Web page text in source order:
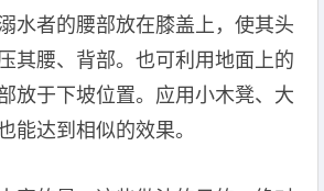
水者的腰部放在膝盖上，使其头
其腰、背部。也可利用地面上的
放于下坡位置。应用小木凳、大
能达到相似的效果。